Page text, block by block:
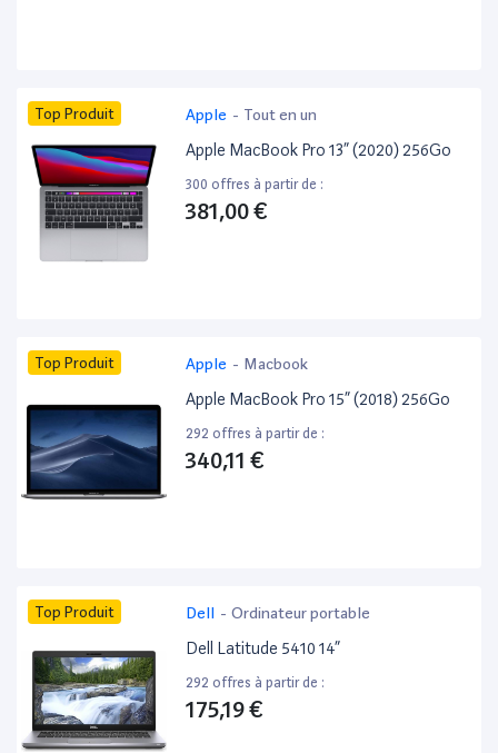
Top Produit Apple - Tout en un
Apple MacBook Pro 13” (2020) 256Go
300 offres à partir de :
381,00 €
Top Produit Apple - Macbook
Apple MacBook Pro 15” (2018) 256Go
292 offres à partir de :
340,11 €
Top Produit Dell - Ordinateur portable
Dell Latitude 5410 14”
292 offres à partir de :
175,19 €